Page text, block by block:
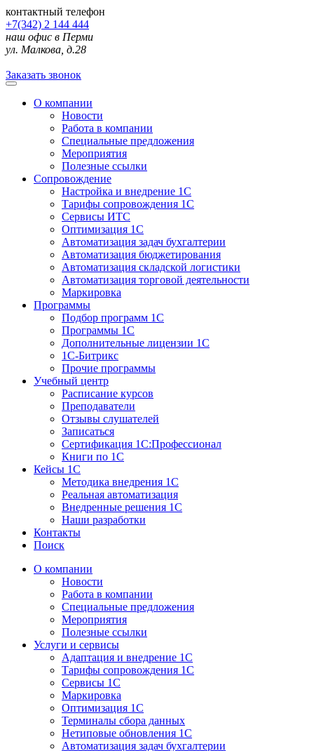
контактный телефон
+7(342) 2 144 444
наш офис в Перми
ул. Малкова, д.28
Заказать звонок
О компании
Новости
Работа в компании
Специальные предложения
Мероприятия
Полезные ссылки
Сопровождение
Настройка и внедрение 1С
Тарифы сопровождения 1С
Сервисы ИТС
Оптимизация 1С
Автоматизация задач бухгалтерии
Автоматизация бюджетирования
Автоматизация складской логистики
Автоматизация торговой деятельности
Маркировка
Программы
Подбор программ 1С
Программы 1С
Дополнительные лицензии 1С
1С-Битрикс
Прочие программы
Учебный центр
Расписание курсов
Преподаватели
Отзывы слушателей
Записаться
Сертификация 1С:Профессионал
Книги по 1С
Кейсы 1С
Методика внедрения 1С
Реальная автоматизация
Внедренные решения 1С
Наши разработки
Контакты
Поиск
О компании
Новости
Работа в компании
Специальные предложения
Мероприятия
Полезные ссылки
Услуги и сервисы
Адаптация и внедрение 1С
Тарифы сопровождения 1С
Сервисы 1С
Маркировка
Оптимизация 1С
Терминалы сбора данных
Нетиповые обновления 1С
Автоматизация задач бухгалтерии